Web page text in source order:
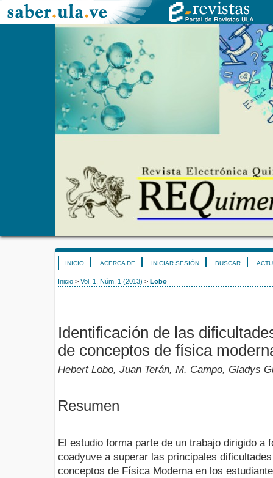
INICIO ACERCA DE INICIAR SESIÓN BUSCAR
Inicio > Vol. 1, Núm. 1 (2013) > Lobo
Identificación de las
de conceptos de física
Hebert Lobo, Juan Terán, M. Campo, Gladys
Resumen
El estudio forma parte de un trabajo dirigido a
coadyuve a superar las principales
conceptos de Física Moderna en los